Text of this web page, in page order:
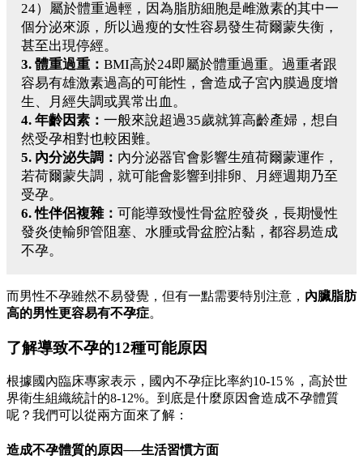
24）屬於體重過輕，因為脂肪細胞是雌激素的其中一
個分泌來源，所以過瘦的女性容易發生荷爾蒙失衡，
甚至出現停經。
3. 體重過重： BMI高於24即屬於體重過重。過重者跟
容易有雄激素過高的可能性，會造成子宮內膜過度增
生、月經失調或異常出血。
4. 年齡因素： 一般來說超過35歲就算高齡產婦，想自
然受孕相對也較困難。
5. 內分泌失調： 內分泌器官會影響生殖荷爾蒙運作，
若荷爾蒙失調，就可能會影響到排卵、月經週期乃至
受孕。
6. 性伴侶複雜： 可能導致慢性骨盆腔發炎，長期慢性
發炎使輸卵管阻塞、水腫或骨盆腔沾黏，都容易造成
不孕。
而男性不孕雖然不易發覺，但有一點需要特別注意， 內臟脂肪
高的男性更容易有不孕症。
了解導致不孕的12種可能原因
根據國內臨床專家表示，國內不孕症比率約10-15％，高於世
界衛生組織統計的8-12%。到底是什麼原因會造成不孕體質
呢？我們可以從兩方面來了解：
造成不孕體質的原因──生活習慣方面